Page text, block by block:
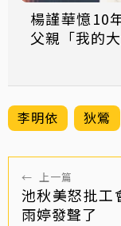
楊謹華憶10
父親「我的大
李明依 狄鶯
← 上一篇
池秋美怒批工
雨婷發聲了